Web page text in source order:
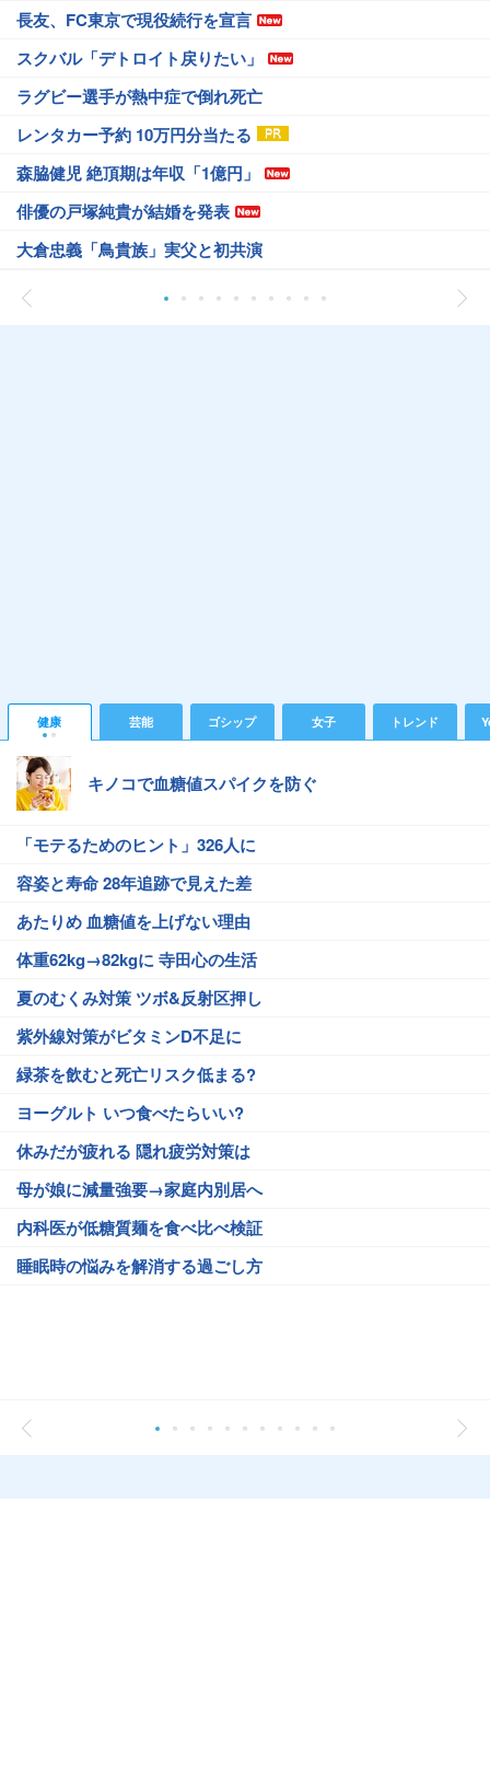
長友、FC東京で現役続行を宣言
スクバル「デトロイト戻りたい」
ラグビー選手が熱中症で倒れ死亡
レンタカー予約 10万円分当たる
森脇健児 絶頂期は年収「1億円」
俳優の戸塚純貴が結婚を発表
大倉忠義「鳥貴族」実父と初共演
健康 芸能 ゴシップ 女子 トレンド
キノコで血糖値スパイクを防ぐ
「モテるためのヒント」326人に
容姿と寿命 28年追跡で見えた差
あたりめ 血糖値を上げない理由
体重62kg→82kgに 寺田心の生活
夏のむくみ対策 ツボ&反射区押し
紫外線対策がビタミンD不足に
緑茶を飲むと死亡リスク低まる?
ヨーグルト いつ食べたらいい?
休みだが疲れる 隠れ疲労対策は
母が娘に減量強要→家庭内別居へ
内科医が低糖質麺を食べ比べ検証
睡眠時の悩みを解消する過ごし方